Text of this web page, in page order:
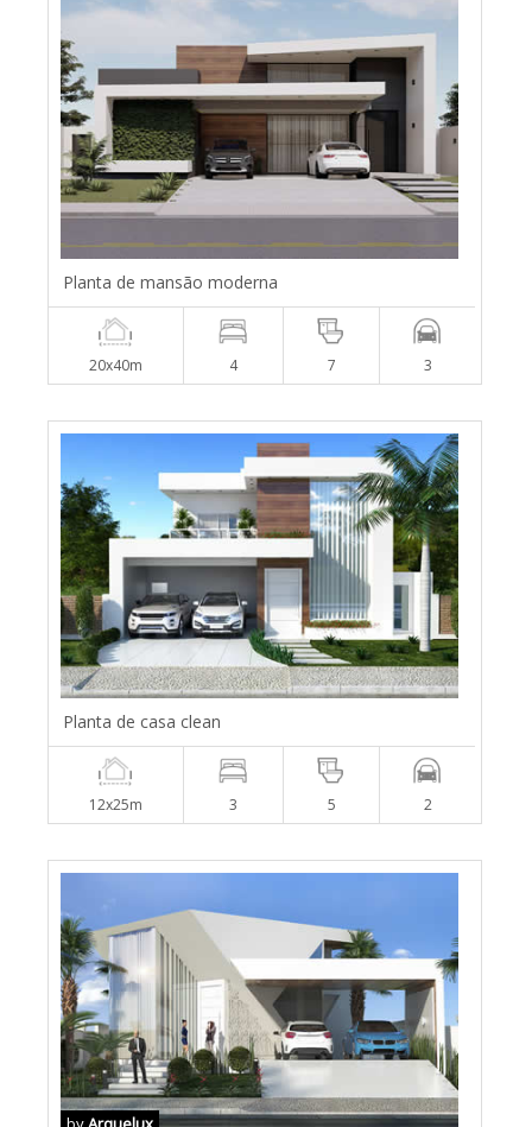
Planta de mansão moderna
20x40m 4 7 3
Planta de casa clean
12x25m 3 5 2